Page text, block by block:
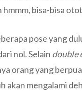
bisa-bisa
pose yang
nol. Selain double
orang yang
akan mengalami